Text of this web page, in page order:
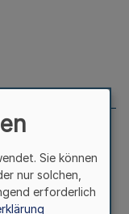
vom
Sie können
nur solchen,
erforderlich